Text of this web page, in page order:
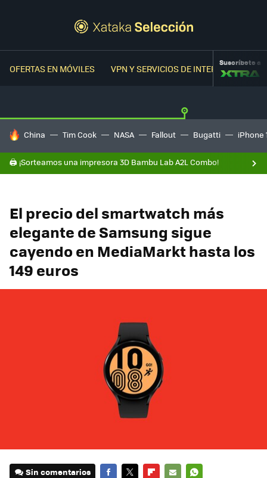
OFERTAS EN MÓVILES VPN Y SERVICIOS DE INTERNETSuscríbete a
HOY SE HABLA DE
China Tim Cook NASA Fallout Bugatti iPhone
🖨️ ¡Sorteamos una impresora 3D Bambu Lab A2L Combo!
El precio del smartwatch más
elegante de Samsung sigue
cayendo en MediaMarkt hasta los
149 euros
Sin comentarios